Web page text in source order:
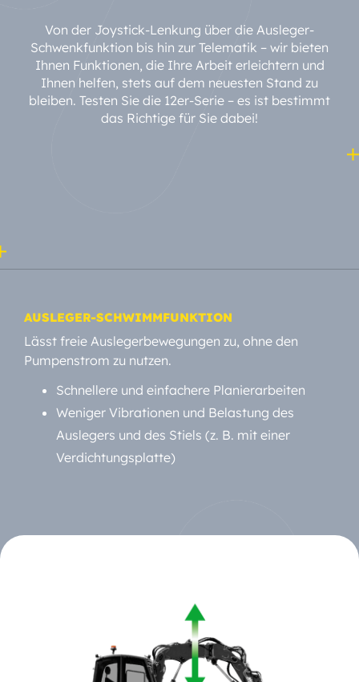
Von der Joystick-Lenkung über die Ausleger-
Schwenkfunktion bis hin zur Telematik – wir bieten
Ihnen Funktionen, die Ihre Arbeit erleichtern und
Ihnen helfen, stets auf dem neuesten Stand zu
bleiben. Testen Sie die 12er-Serie – es ist bestimmt
das Richtige für Sie dabei!
AUSLEGER-SCHWIMMFUNKTION
Lässt freie Auslegerbewegungen zu, ohne den
Pumpenstrom zu nutzen.
Schnellere und einfachere Planierarbeiten
Weniger Vibrationen und Belastung des
Auslegers und des Stiels (z. B. mit einer
Verdichtungsplatte)